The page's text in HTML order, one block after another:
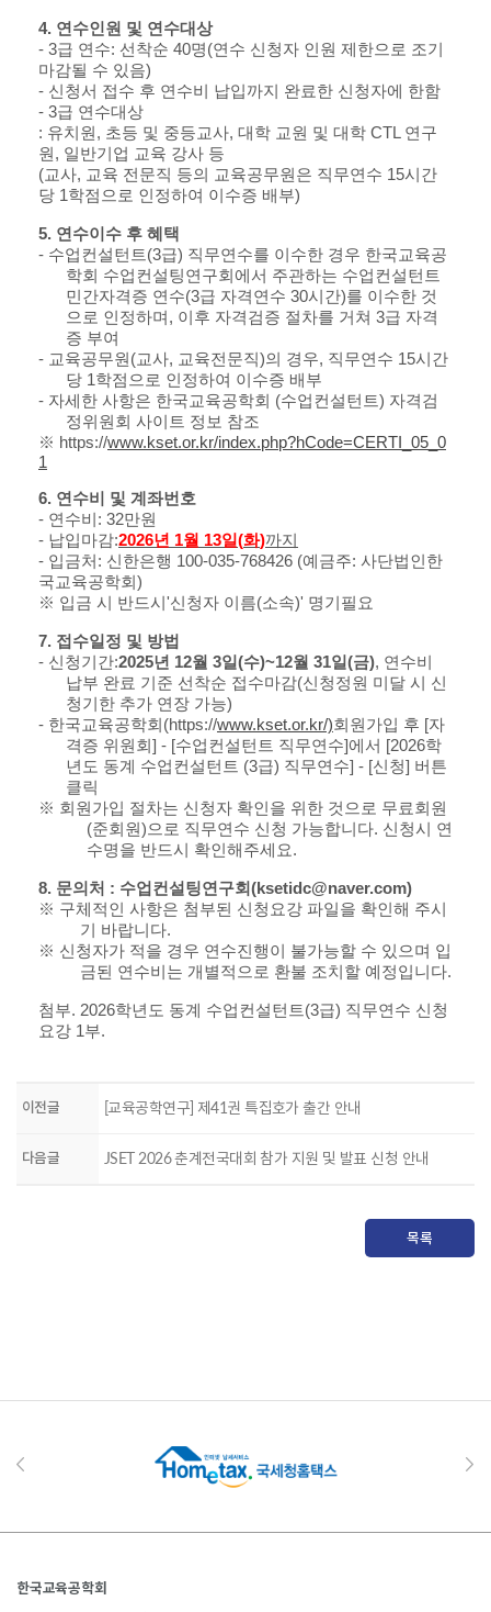
4. 연수인원 및 연수대상
- 3급 연수: 선착순 40명(연수 신청자 인원 제한으로 조기
마감될 수 있음)
- 신청서 접수 후 연수비 납입까지 완료한 신청자에 한함
- 3급 연수대상
: 유치원 , 초등 및 중등교사, 대학 교원 및 대학 CTL 연구
원 , 일반기업 교육 강사 등
(교사, 교육 전문직 등의 교육공무원은 직무연수 15시간
당 1 학점으로 인정하여 이수증 배부)
5. 연수이수 후 혜택
- 수업컨설턴트(3급) 직무연수를 이수한 경우 한국교육공
학회 수업컨설팅연구회에서 주관하는 수업컨설턴트
민간자격증 연수(3급 자격연수30시간)를 이수한 것
으로 인정하며 , 이후 자격검증 절차를 거쳐3급 자격
증 부여
- 교육공무원 (교사, 교육전문직)의 경우, 직무연수 15시간
당 1 학점으로 인정하여 이수증 배부
- 자세한 사항은 한국교육공학회 (수업컨설턴트) 자격검
정위원회 사이트 정보 참조
※ https://www.kset.or.kr/index.php?hCode=CERTI_05_0
1
6. 연수비 및 계좌번호
- 연수비 : 32만원
- 납입마감:2026년 1월 13일(화)까지
- 입금처 : 신한은행 100-035-768426 (예금주: 사단법인한
국교육공학회 )
※ 입금 시 반드시 '신청자 이름(소속)' 명기필요
7. 접수일정 및 방법
- 신청기간:2025년 12월 3일(수)~12월 31일(금), 연수비
납부 완료 기준 선착순 접수마감(신청정원 미달 시 신
청기한 추가 연장 가능)
- 한국교육공학회 (https://www.kset.or.kr/)회원가입 후 [자
격증 위원회] - [수업컨설턴트 직무연수]에서 [2026학
년도 동계 수업컨설턴트 (3급) 직무연수] - [신청] 버튼
클릭
※ 회원가입 절차는 신청자 확인을 위한 것으로 무료회원
(준회원)으로 직무연수 신청 가능합니다. 신청시 연
수명을 반드시 확인해주세요.
8. 문의처 : 수업컨설팅연구회(ksetidc@naver.com)
※ 구체적인 사항은 첨부된 신청요강 파일을 확인해 주시
기 바랍니다.
※ 신청자가 적을 경우 연수진행이 불가능할 수 있으며 입
금된 연수비는 개별적으로 환불 조치할 예정입니다.
첨부. 2026학년도 동계 수업컨설턴트(3급) 직무연수 신청
요강 1 부.
이전글 [교육공학연구] 제41권 특집호가 출간 안내
다음글 JSET 2026 춘계전국대회 참가 지원 및 발표 신청 안내
목록
한국교육공학회